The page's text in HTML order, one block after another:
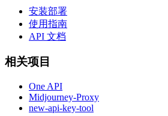
安装部署
使用指南
API 文档
相关项目
One API
Midjourney-Proxy
new-api-key-tool